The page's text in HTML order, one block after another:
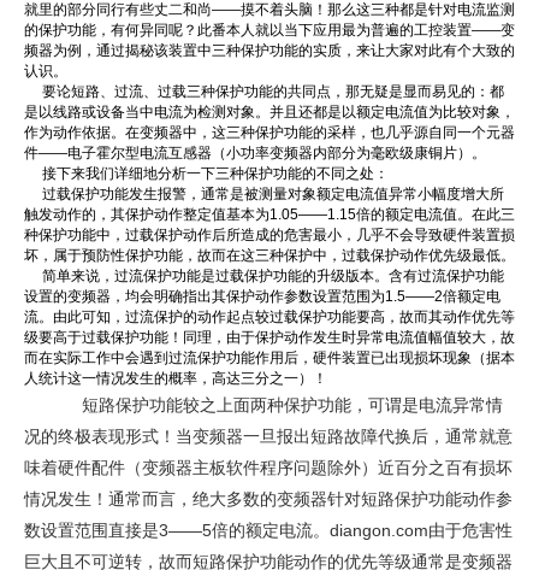
就里的部分同行有些丈二和尚――摸不着头脑！那么这三种都是针对电流监测
的保护功能，有何异同呢？此番本人就以当下应用最为普遍的工控装置――变
频器为例，通过揭秘该装置中三种保护功能的实质，来让大家对此有个大致的
认识。
要论短路、过流、过载三种保护功能的共同点，那无疑是显而易见的：都
是以线路或设备当中电流为检测对象。并且还都是以额定电流值为比较对象，
作为动作依据。在变频器中，这三种保护功能的采样，也几乎源自同一个元器
件――电子霍尔型电流互感器（小功率变频器内部分为毫欧级康铜片）。
接下来我们详细地分析一下三种保护功能的不同之处：
过载保护功能发生报警，通常是被测量对象额定电流值异常小幅度增大所
触发动作的，其保护动作整定值基本为1.05――1.15倍的额定电流值。在此三
种保护功能中，过载保护动作后所造成的危害最小，几乎不会导致硬件装置损
坏，属于预防性保护功能，故而在这三种保护中，过载保护动作优先级最低。
简单来说，过流保护功能是过载保护功能的升级版本。含有过流保护功能
设置的变频器，均会明确指出其保护动作参数设置范围为1.5――2倍额定电
流。由此可知，过流保护的动作起点较过载保护功能要高，故而其动作优先等
级要高于过载保护功能！同理，由于保护动作发生时异常电流值幅值较大，故
而在实际工作中会遇到过流保护功能作用后，硬件装置已出现损坏现象（据本
人统计这一情况发生的概率，高达三分之一）！
短路保护功能较之上面两种保护功能，可谓是电流异常情
况的终极表现形式！当变频器一旦报出短路故障代换后，通常就意
味着硬件配件（变频器主板软件程序问题除外）近百分之百有损坏
情况发生！通常而言，绝大多数的变频器针对短路保护功能动作参
数设置范围直接是3――5倍的额定电流。diangon.com由于危害性
巨大且不可逆转，故而短路保护功能动作的优先等级通常是变频器